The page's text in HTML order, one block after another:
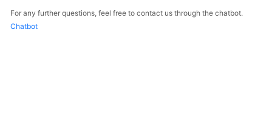
Best
For any further questions, feel free to contact us through the chatbot.
Chatbot